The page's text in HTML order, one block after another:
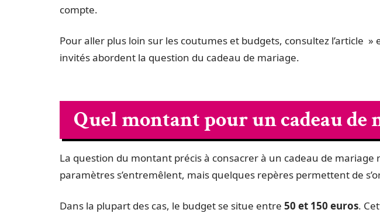
compte.
Pour aller plus loin sur les coutumes et budgets, consultez l’article »
invités abordent la question du cadeau de mariage.
Quel montant pour un cadeau de
La question du montant précis à consacrer à un cadeau de
paramètres s’entremêlent, mais quelques repères permettent de
Dans la plupart des cas, le budget se situe entre 50 et 150 euros.